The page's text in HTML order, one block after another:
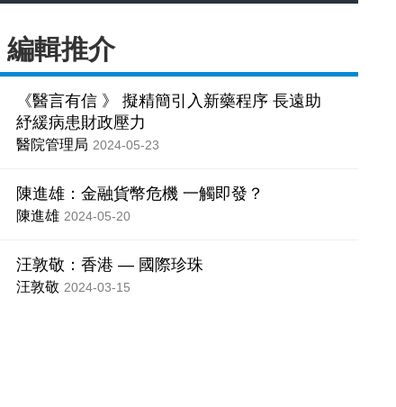
編輯推介
《醫言有信 》 擬精簡引入新藥程序 長遠助
紓緩病患財政壓力
醫院管理局 2024-05-23
陳進雄：金融貨幣危機 一觸即發？
陳進雄 2024-05-20
汪敦敬：香港 — 國際珍珠
汪敦敬 2024-03-15